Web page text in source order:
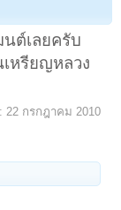
ต์เลยครับ
หรียญหลวง
22 กรกฎาคม 2010